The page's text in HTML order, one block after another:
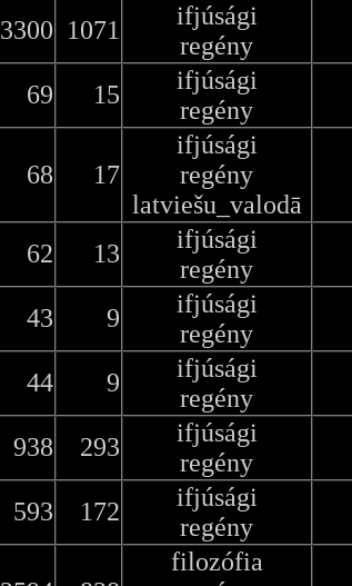
3300 1071
ifjúsági
regény
69 15
ifjúsági
regény
68 17
ifjúsági
regény
latviešu_valodā
62 13
ifjúsági
regény
43 9
ifjúsági
regény
44 9
ifjúsági
regény
938 293
ifjúsági
regény
593 172
ifjúsági
regény
filozófia